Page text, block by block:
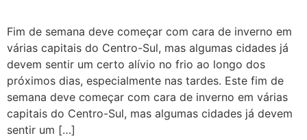
Fim de semana deve começar com cara de inverno em
várias capitais do Centro-Sul, mas algumas cidades já
devem sentir um certo alívio no frio ao longo dos
próximos dias, especialmente nas tardes. Este fim de
semana deve começar com cara de inverno em várias
capitais do Centro-Sul, mas algumas cidades já devem
sentir um […]